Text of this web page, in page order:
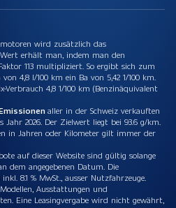
wird zusätzlich das
erhält man, indem man den
113 multipliziert. So ergibt sich zum
4,8 l/100 km ein Ba von 5,42 1/100 km.
Verbrauch 4,8 1/100 km (Benzinäquivalent
aller in der Schweiz verkauften
Jahr 2026. Der Zielwert liegt bei 93.6 g/km.
in Jahren oder Kilometer gilt immer der
auf dieser Website sind gültig solange
dem angegebenen Datum. Die
8.1 % MwSt., ausser Nutzfahrzeuge.
Ausstattungen und
Eine Leasingvergabe wird nicht gewährt,